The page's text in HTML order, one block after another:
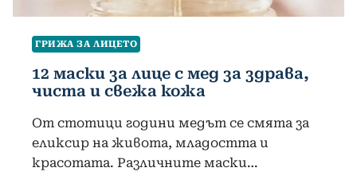
ГРИЖА ЗА ЛИЦЕТО
12 маски за лице с мед за здрава,
чиста и свежа кожа
От стотици години медът се смята за
еликсир на живота, младостта и
красотата. Различните маски…